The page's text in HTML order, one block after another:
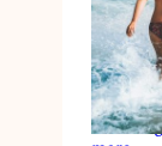
Cum